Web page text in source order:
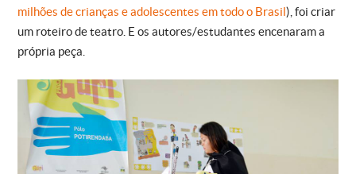
milhões de crianças e adolescentes em todo o Brasil ), foi criar
um roteiro de teatro. E os autores/estudantes encenaram a
própria peça.